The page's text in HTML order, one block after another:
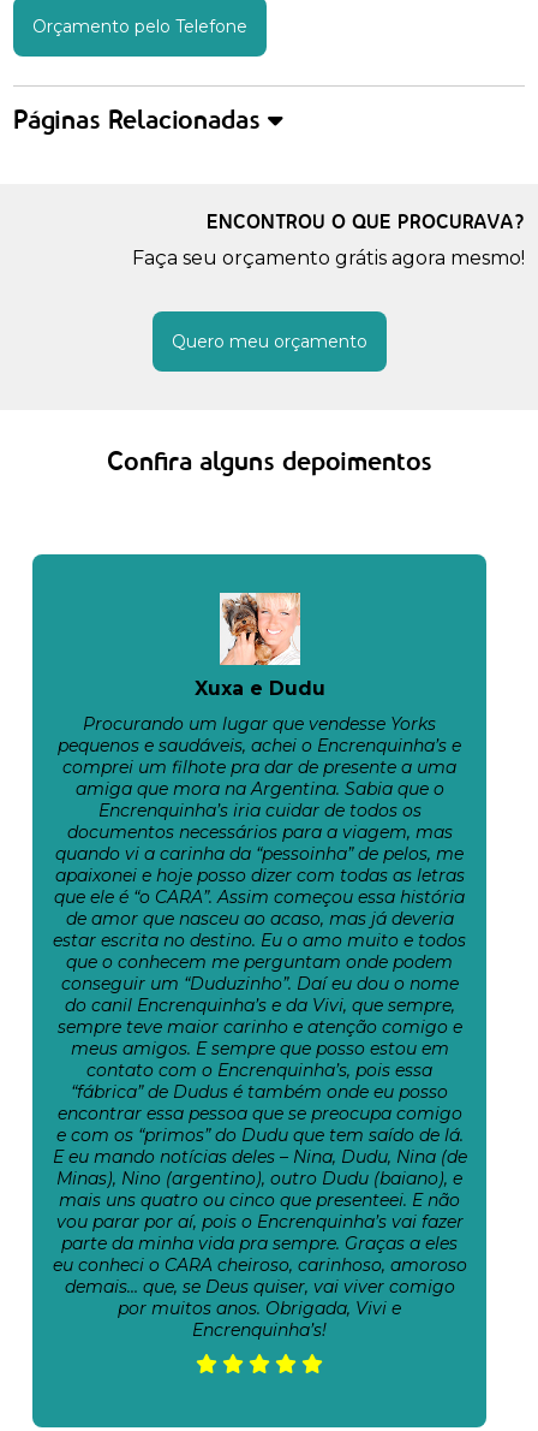
Orçamento pelo Telefone
Páginas Relacionadas
ENCONTROU O QUE PROCURAVA?
Faça seu orçamento grátis agora mesmo!
Quero meu orçamento
Confira alguns depoimentos
Xuxa e Dudu
Procurando um lugar que vendesse Yorks
pequenos e saudáveis, achei o Encrenquinha’s e
comprei um filhote pra dar de presente a uma
amiga que mora na Argentina. Sabia que o
Encrenquinha’s iria cuidar de todos os
documentos necessários para a viagem, mas
quando vi a carinha da “pessoinha” de pelos, me
apaixonei e hoje posso dizer com todas as letras
que ele é “o CARA”. Assim começou essa história
de amor que nasceu ao acaso, mas já deveria
estar escrita no destino. Eu o amo muito e todos
que o conhecem me perguntam onde podem
conseguir um “Duduzinho”. Daí eu dou o nome
do canil Encrenquinha’s e da Vivi, que sempre,
sempre teve maior carinho e atenção comigo e
meus amigos. E sempre que posso estou em
contato com o Encrenquinha’s, pois essa
“fábrica” de Dudus é também onde eu posso
encontrar essa pessoa que se preocupa comigo
e com os “primos” do Dudu que tem saído de lá.
E eu mando notícias deles – Nina, Dudu, Nina (de
Minas), Nino (argentino), outro Dudu (baiano), e
mais uns quatro ou cinco que presenteei. E não
vou parar por aí, pois o Encrenquinha’s vai fazer
parte da minha vida pra sempre. Graças a eles
eu conheci o CARA cheiroso, carinhoso, amoroso
demais… que, se Deus quiser, vai viver comigo
por muitos anos. Obrigada, Vivi e
Encrenquinha’s!